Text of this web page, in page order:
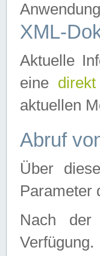
XML-
Aktuelle
eine
aktuellen
Abruf
Über
Parameter
Nach der
Verfügung.